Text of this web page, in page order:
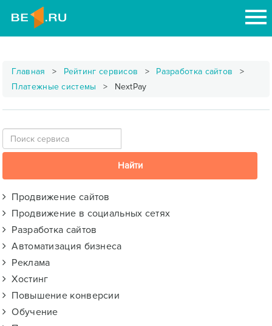
Главная Рейтинг сервисов
Разработка сайтов
Платежные системы
NextPay
Продвижение сайтов
Продвижение в социальных сетях
Разработка сайтов
Автоматизация бизнеса
Реклама
Хостинг
Повышение конверсии
Обучение